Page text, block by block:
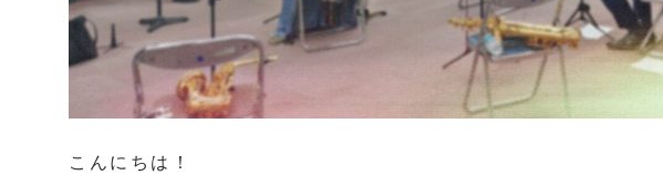
こんにちは！